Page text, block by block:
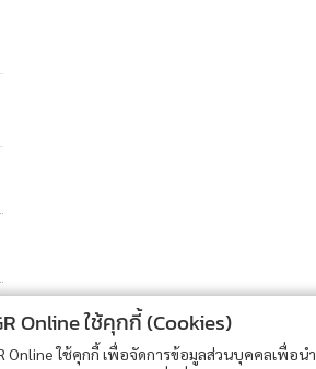
Online ใช้คุกกี้ (Cookies)
Online ใช้คุกกี้ เพื่อจัดการข้อมูลส่วนบุคคลเพื่อนำ